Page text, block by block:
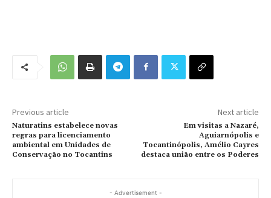
Previous article
Naturatins estabelece novas
regras para licenciamento
ambiental em Unidades de
Conservação no Tocantins
Next article
Em visitas a Nazaré,
Aguiarnópolis e
Tocantinópolis, Amélio Cayres
destaca união entre os Poderes
- Advertisement -